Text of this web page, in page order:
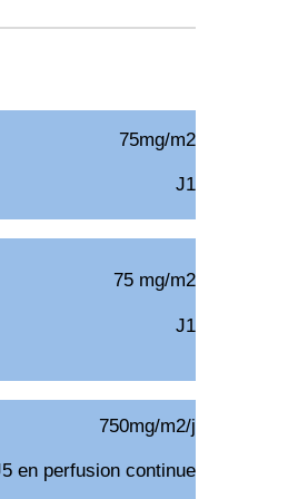
75mg/m2
J1
75 mg/m2
J1
750mg/m2/j
en perfusion continue